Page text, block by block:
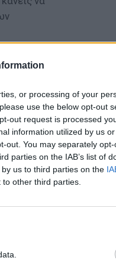
or processing of your
use the below opt-out
out request is processed
information utilized by us
out. You may separately
parties on the IAB’s list of
us to third parties on the
other third parties.
πλευρές
Έλληνα
θεωρείται
το εάν, εν
πάντως
των
θέματα της
όσο
να
αν σε